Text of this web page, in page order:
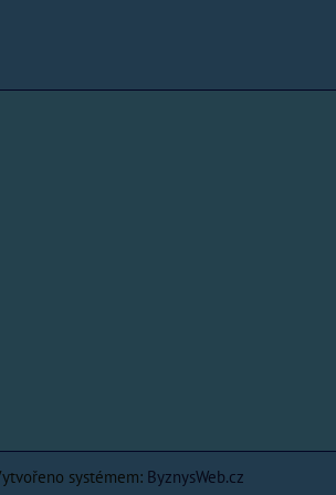
systémem: ByznysWeb.cz